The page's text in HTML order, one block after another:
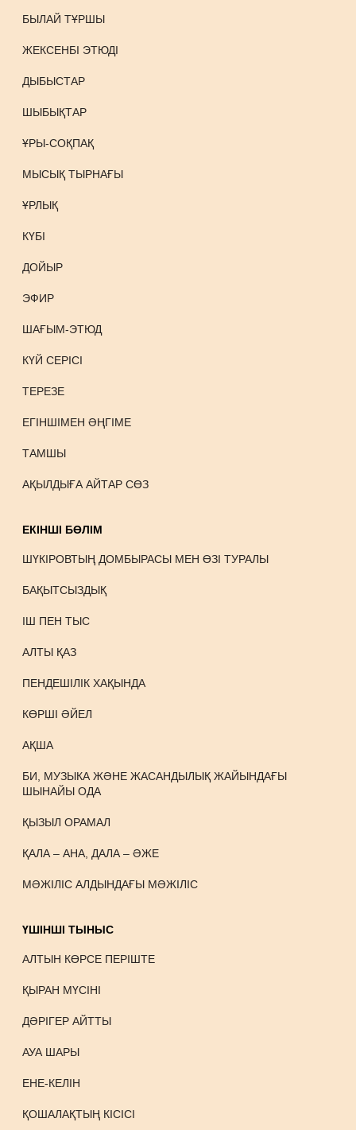
БЫЛАЙ ТҰРШЫ
ЖЕКСЕНБІ ЭТЮДІ
ДЫБЫСТАР
ШЫБЫҚТАР
ҰРЫ-СОҚПАҚ
МЫСЫҚ ТЫРНАҒЫ
ҰРЛЫҚ
КҮБІ
ДОЙЫР
ЭФИР
ШАҒЫМ-ЭТЮД
КҮЙ СЕРІСІ
ТЕРЕЗЕ
ЕГІНШІМЕН ӘҢГІМЕ
ТАМШЫ
АҚЫЛДЫҒА АЙТАР СӨЗ
ЕКІНШІ БӨЛІМ
ШҮКІРОВТЫҢ ДОМБЫРАСЫ МЕН ӨЗІ ТУРАЛЫ
БАҚЫТСЫЗДЫҚ
ІШ ПЕН ТЫС
АЛТЫ ҚАЗ
ПЕНДЕШІЛІК ХАҚЫНДА
КӨРШІ ӘЙЕЛ
АҚША
БИ, МУЗЫКА ЖӘНЕ ЖАСАНДЫЛЫҚ ЖАЙЫНДАҒЫ
ШЫНАЙЫ ОДА
ҚЫЗЫЛ ОРАМАЛ
ҚАЛА – АНА, ДАЛА – ӘЖЕ
МӘЖІЛІС АЛДЫНДАҒЫ МӘЖІЛІС
ҮШІНШІ ТЫНЫС
АЛТЫН КӨРСЕ ПЕРІШТЕ
ҚЫРАН МҮСІНІ
ДӘРІГЕР АЙТТЫ
АУА ШАРЫ
ЕНЕ-КЕЛІН
ҚОШАЛАҚТЫҢ КІСІСІ